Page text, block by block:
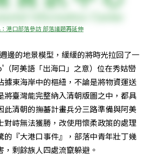
港口部落參訪 部落議題再延伸
邊的地景模型，緩緩的將時光拉回了一
（阿美語「出海口」之意）位在秀姑巒
據東海岸中的樞紐，不論是將物資運送
將臺灣能完整納入清朝版圖之中，都具
此清朝的撫蕃計畫兵分三路準備與阿美
對峙無法獲勝，改使用懷柔政策的處理
的『大港口事件』，部落中青年壯丁幾
，剩餘族人四處流竄躲避。